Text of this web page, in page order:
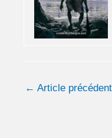
← Article précédent